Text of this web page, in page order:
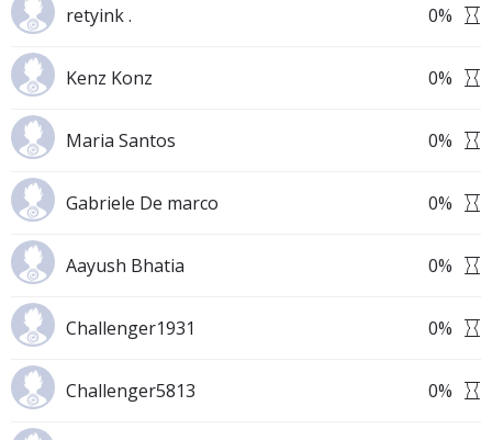
retyink . 0%
Kenz Konz 0%
Maria Santos 0%
Gabriele De marco 0%
Aayush Bhatia 0%
Challenger1931 0%
Challenger5813 0%